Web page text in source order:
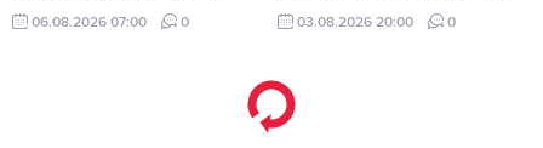
sırasında gemi yakınında iki
patlama sesi duyulduğu bildirildi.
06.08.2026 07:00 0
tamamladı.
03.08.2026 20:00 0